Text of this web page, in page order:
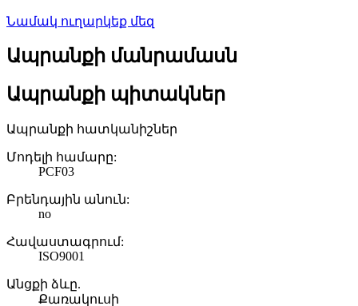
Նամակ ուղարկեք մեզ
Ապրանքի մանրամասն
Ապրանքի պիտակներ
Ապրանքի հատկանիշներ
Մոդելի համարը:
PCF03
Բրենդային անուն:
no
Հավաստագրում:
ISO9001
Անցքի ձևը.
Քառակուսի